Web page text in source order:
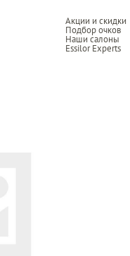
Акции и скидки
Подбор очков
Наши салоны
Essilor Experts